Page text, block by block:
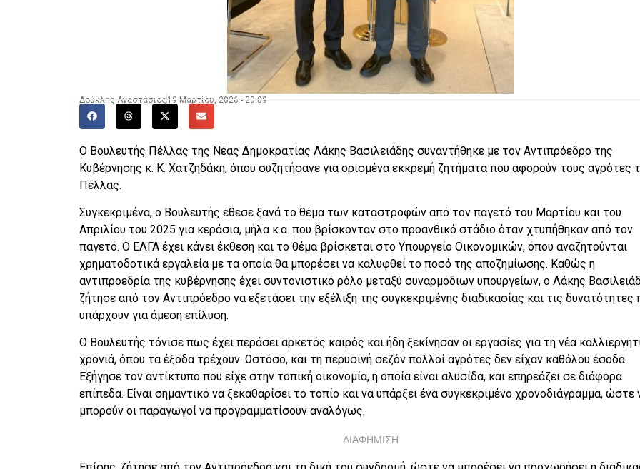
Δούκλης Αναστάσιος 19 Μαρτίου, 2026 - 20:09
Ο Βουλευτής Πέλλας της Νέας Δημοκρατίας Λάκης Βασιλειάδης συναντήθηκε με τον Αντιπρόεδρο της
Κυβέρνησης κ. Κ. Χατζηδάκη, όπου συζητήσανε για ορισμένα εκκρεμή ζητήματα που αφορούν τους αγρότες
Πέλλας.
Συγκεκριμένα, ο Βουλευτής έθεσε ξανά το θέμα των καταστροφών από τον παγετό του Μαρτίου και του
Απριλίου του 2025 για κεράσια, μήλα κ.α. που βρίσκονταν στο προανθικό στάδιο όταν χτυπήθηκαν από τον
παγετό. Ο ΕΛΓΑ έχει κάνει έκθεση και το θέμα βρίσκεται στο Υπουργείο Οικονομικών, όπου αναζητούνται
χρηματοδοτικά εργαλεία με τα οποία θα μπορέσει να καλυφθεί το ποσό της αποζημίωσης. Καθώς η
αντιπροεδρία της κυβέρνησης έχει συντονιστικό ρόλο μεταξύ συναρμόδιων υπουργείων, ο Λάκης
ζήτησε από τον Αντιπρόεδρο να εξετάσει την εξέλιξη της συγκεκριμένης διαδικασίας και τις δυνατότητες
υπάρχουν για άμεση επίλυση.
Ο Βουλευτής τόνισε πως έχει περάσει αρκετός καιρός και ήδη ξεκίνησαν οι εργασίες για τη νέα
χρονιά, όπου τα έξοδα τρέχουν. Ωστόσο, και τη περυσινή σεζόν πολλοί αγρότες δεν είχαν καθόλου έσοδα.
Εξήγησε τον αντίκτυπο που είχε στην τοπική οικονομία, η οποία είναι αλυσίδα, και επηρεάζει σε διάφορα
επίπεδα. Είναι σημαντικό να ξεκαθαρίσει το τοπίο και να υπάρξει ένα συγκεκριμένο χρονοδιάγραμμα, ώστε
μπορούν οι παραγωγοί να προγραμματίσουν αναλόγως.
ΔΙΑΦΗΜΙΣΗ